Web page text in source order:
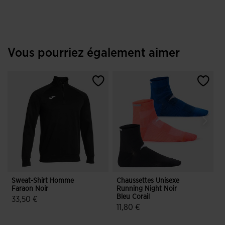
Vous pourriez également aimer
Sweat-Shirt Homme
Faraon Noir
33,50 €
Chaussettes Unisexe
Running Night Noir
Bleu Corail
11,80 €